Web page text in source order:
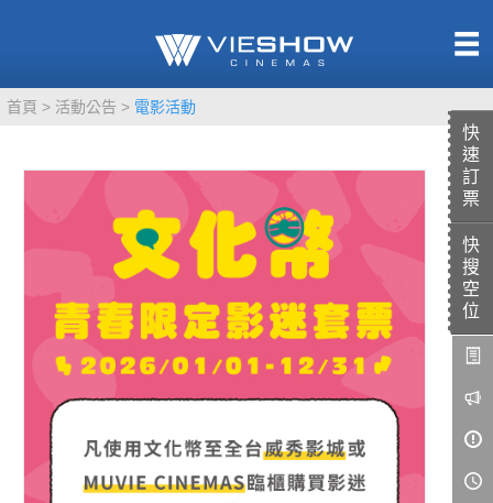
快
速
訂
票
快
搜
空
位
首頁 活動公告 電影活動
TITAN SCREEN
MUCROWN
IMAX
4DX
VR 演唱會
GOLD CLASS
LIVE演唱會
影城餐飲
UNICORN